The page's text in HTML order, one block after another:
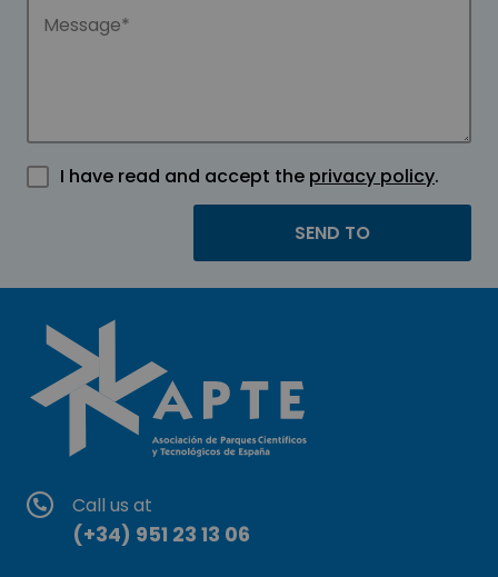
I have read and accept the privacy policy.
Call us at
(+34) 951 23 13 06